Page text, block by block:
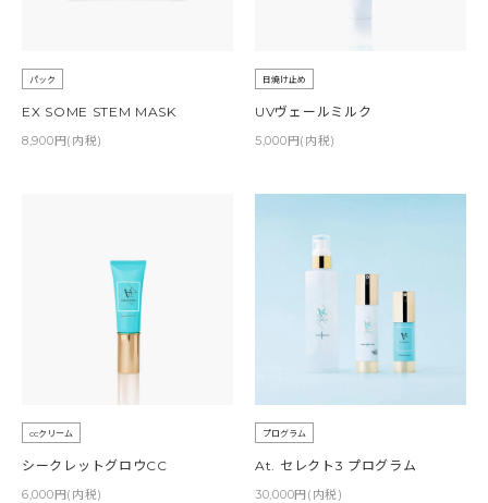
パック
EX SOME STEM MASK
8,900円(内税)
日焼け止め
UVヴェールミルク
5,000円(内税)
ccクリーム
シークレットグロウCC
6,000円(内税)
プログラム
At. セレクト3 プログラム
30,000円(内税)